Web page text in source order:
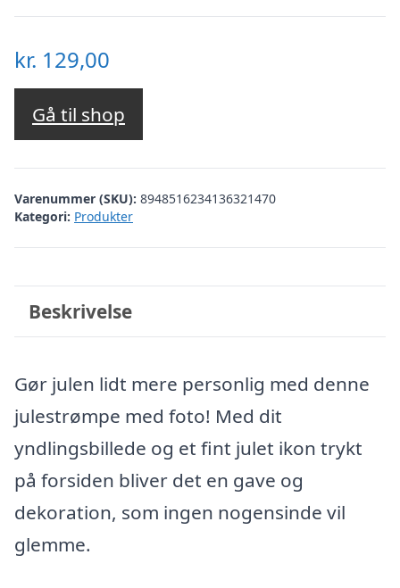
kr. 129,00
Gå til shop
Varenummer (SKU): 8948516234136321470
Kategori: Produkter
Beskrivelse
Gør julen lidt mere personlig med denne
julestrømpe med foto! Med dit
yndlingsbillede og et fint julet ikon trykt
på forsiden bliver det en gave og
dekoration, som ingen nogensinde vil
glemme.